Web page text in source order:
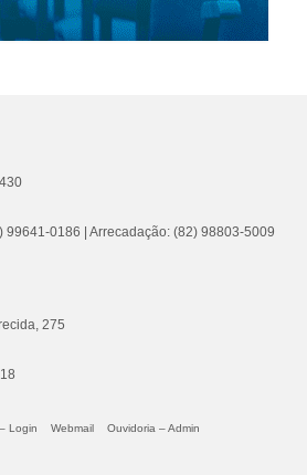
99641-0186 | Arrecadação: (82) 98803-5009
275
Login Webmail Ouvidoria – Admin